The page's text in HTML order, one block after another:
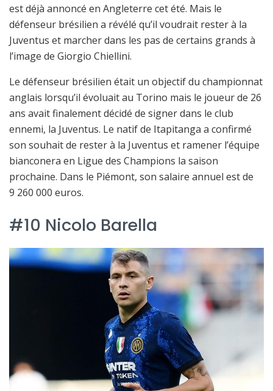
est déjà annoncé en Angleterre cet été. Mais le
défenseur brésilien a révélé qu’il voudrait rester à la
Juventus et marcher dans les pas de certains grands à
l’image de Giorgio Chiellini.
Le défenseur brésilien était un objectif du championnat
anglais lorsqu’il évoluait au Torino mais le joueur de 26
ans avait finalement décidé de signer dans le club
ennemi, la Juventus. Le natif de Itapitanga a confirmé
son souhait de rester à la Juventus et ramener l’équipe
bianconera en Ligue des Champions la saison
prochaine. Dans le Piémont, son salaire annuel est de
9 260 000 euros.
#10 Nicolo Barella